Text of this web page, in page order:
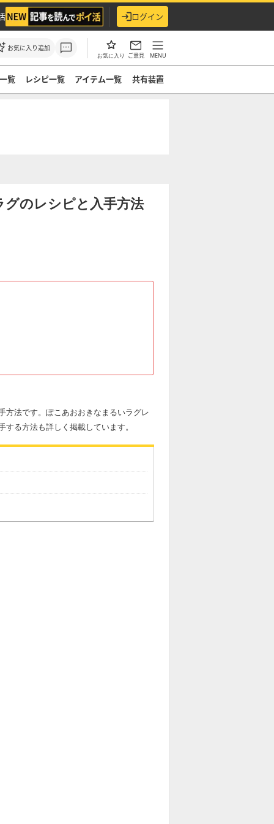
ログイン
お気に入り追加
お気に入り ご意見 MENU
覧 レシピ一覧 アイテム一覧 共有装置
のレシピと入手方法
方法です。ぽこあおおきなまるいラグレ
る方法も詳しく掲載しています。